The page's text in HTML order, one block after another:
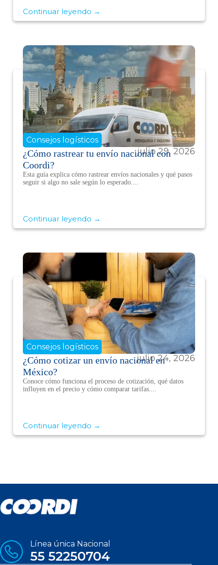
Continuar leyendo →
julio 29, 2026
Consejos logísticos
¿Cómo rastrear tu envío nacional con
Coordi?
Esta guía explica cómo rastrear envíos nacionales y qué pasos
seguir si algo no sale según lo esperado....
Continuar leyendo →
julio 24, 2026
Consejos logísticos
¿Cómo cotizar un envío nacional en
México?
Conoce cómo funciona el proceso de cotización, qué datos
influyen en el precio y cómo comparar tarifas....
Continuar leyendo →
Línea única Nacional
55 52250704